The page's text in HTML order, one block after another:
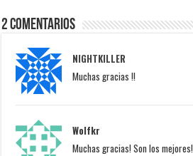
2 Comentarios
NIGHTKILLER
Muchas gracias !!
Wolfkr
Muchas gracias! Son los mejores!